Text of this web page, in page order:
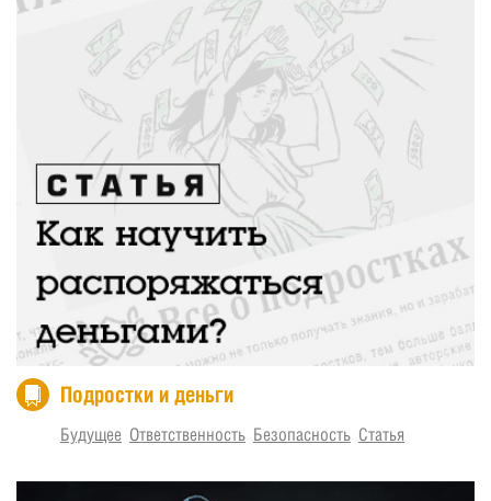
Подростки и деньги
Будущее Ответственность Безопасность Статья